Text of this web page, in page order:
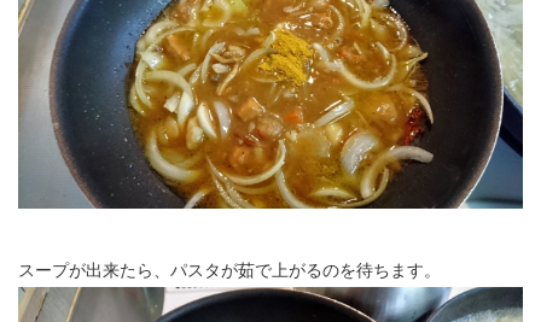
スープが出来たら、パスタが茹で上がるのを待ちます。